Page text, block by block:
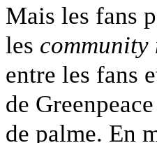
Mais les fans
les community
entre les fans
de
de palme. En